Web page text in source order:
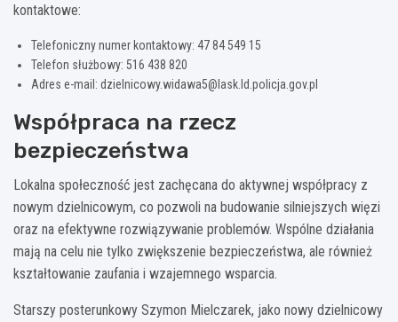
kontaktowe:
Telefoniczny numer kontaktowy: 47 84 549 15
Telefon służbowy: 516 438 820
Adres e-mail: dzielnicowy.widawa5@lask.ld.policja.gov.pl
Współpraca na rzecz
bezpieczeństwa
Lokalna społeczność jest zachęcana do aktywnej współpracy z
nowym dzielnicowym, co pozwoli na budowanie silniejszych więzi
oraz na efektywne rozwiązywanie problemów. Wspólne działania
mają na celu nie tylko zwiększenie bezpieczeństwa, ale również
kształtowanie zaufania i wzajemnego wsparcia.
Starszy posterunkowy Szymon Mielczarek, jako nowy dzielnicowy